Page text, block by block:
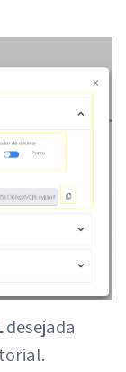
desejada